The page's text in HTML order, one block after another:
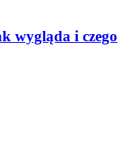
wygląda i czego